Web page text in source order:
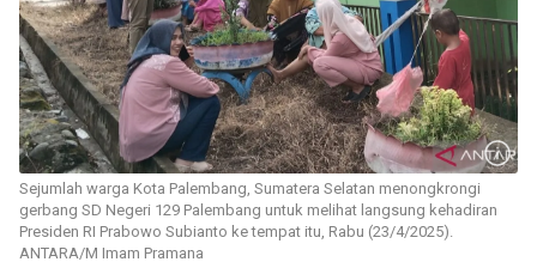
Sejumlah warga Kota Palembang, Sumatera Selatan menongkrongi
gerbang SD Negeri 129 Palembang untuk melihat langsung kehadiran
Presiden RI Prabowo Subianto ke tempat itu, Rabu (23/4/2025).
ANTARA/M Imam Pramana